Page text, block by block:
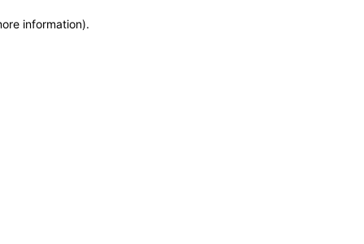
information).